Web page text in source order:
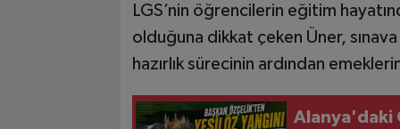
LGS’nin öğrencilerin eğitim
olduğuna dikkat çeken Üner,
hazırlık sürecinin ardından
Alanya'daki